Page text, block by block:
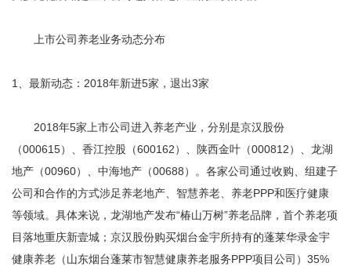
上市公司养老业务动态分布
1、最新动态：2018年新进5家，退出3家
2018年5家上市公司进入养老产业，分别是京汉股份
（000615）、香江控股（600162）、陕西金叶（000812）、龙湖
地产（00960）、中海地产（00688）。各家公司通过收购、组建子
公司和合作的方式涉足养老地产、智慧养老、养老PPP和医疗健康
等领域。具体来说，龙湖地产发布“椿山万树”养老品牌，首个养老项
目落地重庆新壹城；京汉股份购买烟台金宇所持有的蓬莱华录金宇
健康养老（山东烟台蓬莱市智慧健康养老服务PPP项目公司）35%